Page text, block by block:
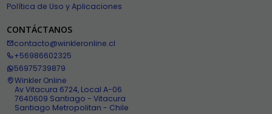
Política de Uso y Aplicaciones
CONTÁCTANOS
contacto@winkleronline.cl
+56986602325
56975739879
Winkler Online
Av Vitacura 6724, Local A-06
7640609 Santiago - Vitacura
Santiago Metropolitan - Chile